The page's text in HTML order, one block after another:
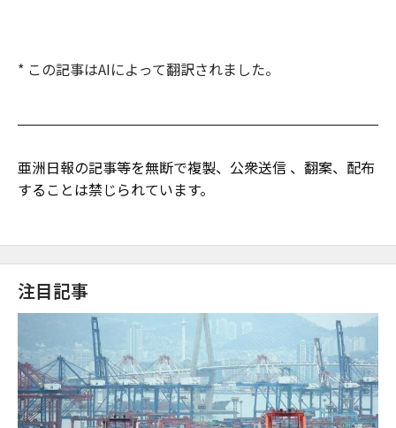
* この記事はAIによって翻訳されました。
亜洲日報の記事等を無断で複製、公衆送信 、翻案、配布
することは禁じられています。
注目記事